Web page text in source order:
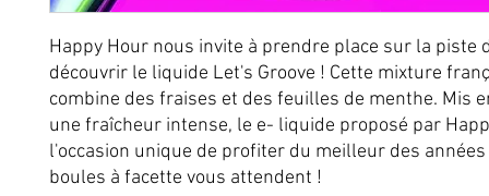
Happy Hour nous invite à prendre place sur la piste
découvrir le liquide Let's Groove ! Cette mixture
combine des fraises et des feuilles de menthe. Mis
une fraîcheur intense, le e- liquide proposé par
l'occasion unique de profiter du meilleur des
boules à facette vous attendent !